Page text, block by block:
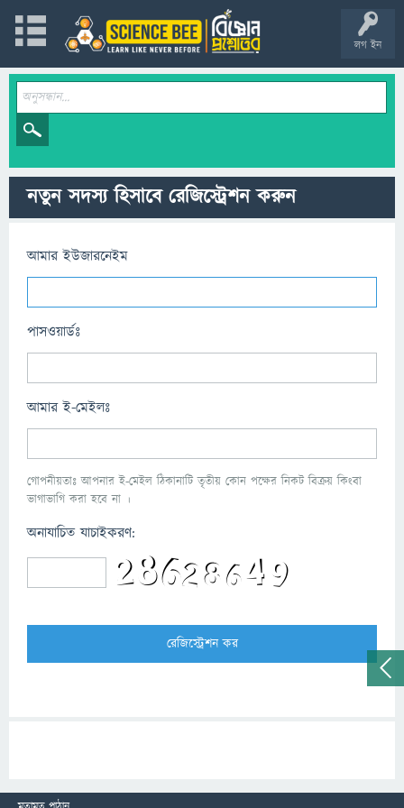
লগ ইন
নতুন সদস্য হিসাবে রেজিস্ট্রেশন করুন
আমার ইউজারনেইম
পাসওয়ার্ডঃ
আমার ই-মেইলঃ
গোপনীয়তাঃ আপনার ই-মেইল ঠিকানাটি তৃতীয় কোন পক্ষের নিকট বিক্রয় কিংবা
ভাগাভাগি করা হবে না ।
অনাযাচিত যাচাইকরণ: